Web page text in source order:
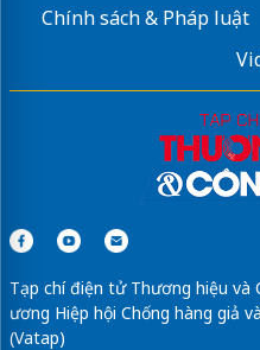
Chính sách & Pháp luật
Tạp chí điện tử Thương hiệu và
ương Hiệp hội Chống hàng giả
(Vatap)